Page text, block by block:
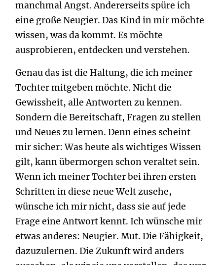
manchmal Angst. Andererseits spüre ich
eine große Neugier. Das Kind in mir möchte
wissen, was da kommt. Es möchte
ausprobieren, entdecken und verstehen.
Genau das ist die Haltung, die ich meiner
Tochter mitgeben möchte. Nicht die
Gewissheit, alle Antworten zu kennen.
Sondern die Bereitschaft, Fragen zu stellen
und Neues zu lernen. Denn eines scheint
mir sicher: Was heute als wichtiges Wissen
gilt, kann übermorgen schon veraltet sein.
Wenn ich meiner Tochter bei ihren ersten
Schritten in diese neue Welt zusehe,
wünsche ich mir nicht, dass sie auf jede
Frage eine Antwort kennt. Ich wünsche mir
etwas anderes: Neugier. Mut. Die Fähigkeit,
dazuzulernen. Die Zukunft wird anders